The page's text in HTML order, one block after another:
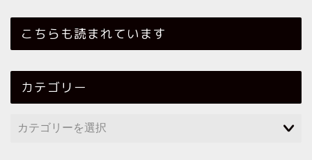
こちらも読まれています
カテゴリー